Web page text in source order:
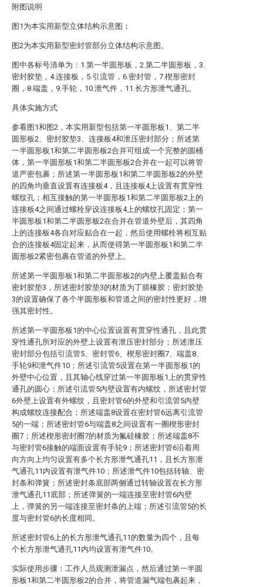
附图说明
图1为本实用新型立体结构示意图；
图2为本实用新型密封管部分立体结构示意图。
图中各标号清单为：1.第一半圆形板，2.第二半圆形板，3.
密封胶垫，4.连接板，5.引流管，6.密封管，7.楔形密封
圈，8.端盖，9.手轮，10.泄气件，11.长方形泄气通孔。
具体实施方式
参看图1和图2，本实用新型包括第一半圆形板1、第二半
圆形板2、密封胶垫3、连接板4和泄压密封部分；所述第
一半圆形板1和第二半圆形板2合并可组成一个完整的圆桶
体，第一半圆形板1和第二半圆形板2合并在一起可以将管
道严密包裹；所述第一半圆形板1和第二半圆形板2的外壁
的四角均垂直设置有连接板4，且连接板4上设置有贯穿性
螺纹孔；相互接触的第一半圆形板1和第二半圆形板2上的
连接板4之间通过螺栓穿设连接板4上的螺纹孔固定；第一
半圆形板1和第二半圆形板2在合并在管道外壁后，其四角
上的连接板4各自对应贴合在一起，然后使用螺栓将相互贴
合的连接板4固定起来，从而使得第一半圆形板1和第二半
圆形板2紧密包裹在管道的外壁上。
所述第一半圆形板1和第二半圆形板2的内壁上覆盖贴合有
密封胶垫3，所述密封胶垫3的材质为丁腈橡胶；密封胶垫
3的设置确保了各个半圆形板和管道之间的密封性更好，增
强其密封性。
所述第一半圆形板1的中心位置设置有贯穿性通孔，且此贯
穿性通孔所对应的外壁上设置有泄压密封部分；所述泄压
密封部分包括引流管5、密封管6、楔形密封圈7、端盖8、
手轮9和泄气件10；所述引流管5设置在第一半圆形板1的
外壁中心位置，且其轴心线穿过第一半圆形板1上的贯穿性
通孔的圆心；所述引流管5内壁设置有内螺纹，所述密封管
6外壁上设置有外螺纹，且密封管6的外壁和引流管5内壁
构成螺纹连接配合；所述端盖8设置在密封管6远离引流管
5的一端；所述密封管6与端盖8之间设置有一圈楔形密封
圈7；所述楔形密封圈7的材质为氟硅橡胶；所述端盖8不
与密封管6接触的端面设置有手轮9；所述密封管6沿着周
向方向上均匀设置有多个长方形泄气通孔11，且长方形泄
气通孔11内设置有泄气件10；所述泄气件10包括转轴、密
封条和弹簧；所述密封条底部两侧通过转轴设置在长方形
泄气通孔11底部；所述弹簧的一端连接至密封管6内壁
上，弹簧的另一端连接至密封条的上端；所述引流管5的长
度与密封管6的长度相同。
所述密封管6上的长方形泄气通孔11的数量为四个，且每
个长方形泄气通孔11内均设置有泄气件10。
实际使用步骤：工作人员观测泄漏点，然后通过第一半圆
形板1和第二半圆形板2的合并，将管道漏气端包裹起来，